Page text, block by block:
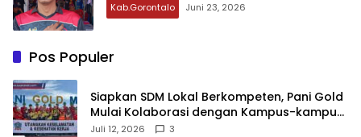
Kab.Gorontalo Juni 23, 2026
Pos Populer
‎Siapkan SDM Lokal Berkompeten, Pani Gold
Mulai Kolaborasi dengan Kampus-kampus
di Gorontalo
Juli 12, 2026 3